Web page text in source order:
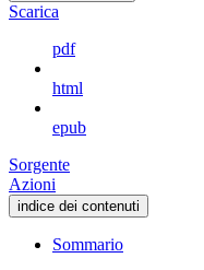
Scarica
pdf
html
epub
Sorgente
Azioni
indice dei contenuti
Sommario